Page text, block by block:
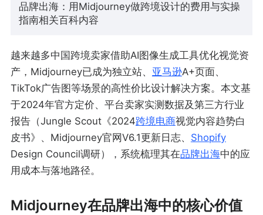
品牌出海：用Midjourney做跨境设计的费用与实操
指南相关百科内容
越来越多中国跨境卖家借助AI图像生成工具优化视觉资
产，Midjourney已成为独立站、 亚马逊A+页面、
TikTok广告图等场景的高性价比设计解决方案。本文基
于2024年官方定价、平台卖家实测数据及第三方行业
报告（Jungle Scout《2024跨境电商视觉内容趋势白
皮书》、Midjourney官网V6.1更新日志、 Shopify
Design Council调研），系统梳理其在品牌出海中的应
用成本与落地路径。
Midjourney在品牌出海中的核心价值